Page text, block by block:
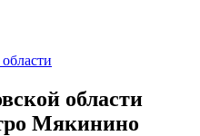
области
Мякинино